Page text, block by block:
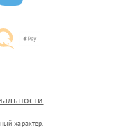
характер.